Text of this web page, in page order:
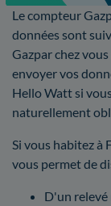
Le compteur
données sont
Gazpar chez
envoyer vos
Hello Watt si
naturellement
Si vous habitez à
vous permet de
D'un